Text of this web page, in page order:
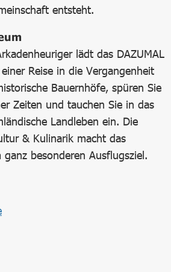
entsteht.
lädt das DAZUMAL
Reise in die Vergangenheit
Bauernhöfe, spüren Sie
Zeiten und tauchen Sie in das
Landleben ein. Die
& Kulinarik macht das
ganz besonderen Ausflugsziel.